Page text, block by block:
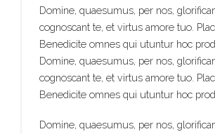
Domine, quaesumus, per nos,
cognoscant te, et virtus amore tuo.
Benedicite omnes qui utuntur hoc
Domine, quaesumus, per nos,
cognoscant te, et virtus amore tuo.
Benedicite omnes qui utuntur hoc
Domine, quaesumus, per nos,